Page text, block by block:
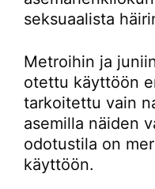
seksuaalista
Metroihin ja
otettu käyttöön
tarkoitettu vain
asemilla näiden
odotustila on
käyttöön.